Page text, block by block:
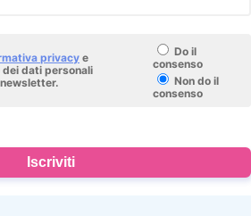
privacy e
dati personali
Do il
consenso
Non do il
consenso
Iscriviti